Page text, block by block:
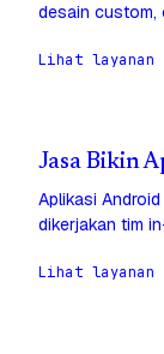
desain custom,
Lihat layanan
Jasa Bikin
Aplikasi
dikerjakan tim
Lihat layanan